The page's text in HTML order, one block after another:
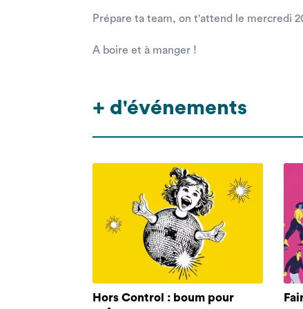
Prépare ta team, on t'attend le mercredi
A boire et à manger !
+ d'événements
Hors Control : boum pour